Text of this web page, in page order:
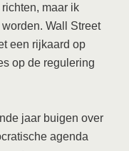
maar ik
Wall Street
een rijkaard op
op de regulering
jaar buigen over
agenda